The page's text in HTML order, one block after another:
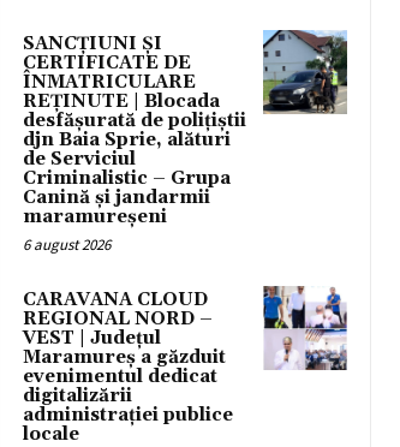
SANCȚIUNI ȘI
CERTIFICATE DE
ÎNMATRICULARE
REȚINUTE | Blocada
desfășurată de polițiștii
djn Baia Sprie, alături
de Serviciul
Criminalistic – Grupa
Canină și jandarmii
maramureșeni
6 august 2026
CARAVANA CLOUD
REGIONAL NORD –
VEST | Județul
Maramureș a găzduit
evenimentul dedicat
digitalizării
administrației publice
locale